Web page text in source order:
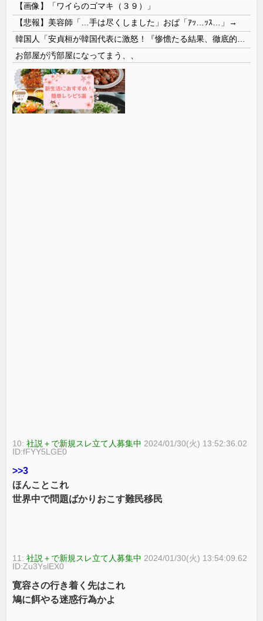
【画像】「ワイらのゴマキ（３９）」
【悲報】美容師「…手は尽くしました」おば「ｱｯ…ｯｽ…」→
お部屋が汚部屋になってまう、、
10:社説＋で新規スレ立て人募集中 2024/01/30(火) 13:52:36.02
ID:fFYY5LGE0
>>3
ほんことこれ
世界中で問題ばかりおこす難民移民
11:社説＋で新規スレ立て人募集中 2024/01/30(火) 13:54:09.62
ID:Zu3YslEX0
寛容さの行き着く先はこれ
鳩に餌やる迷惑行為かよ